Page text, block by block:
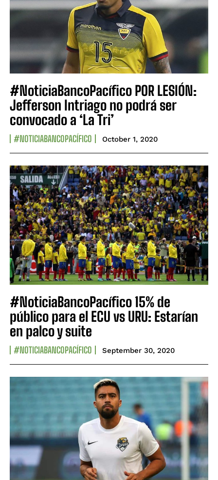
#NoticiaBancoPacífico POR LESIÓN:
Jefferson Intriago no podrá ser
convocado a ‘La Tri’
#NOTICIABANCOPACÍFICO October 1, 2020
#NoticiaBancoPacífico 15% de
público para el ECU vs URU: Estarían
en palco y suite
#NOTICIABANCOPACÍFICO September 30, 2020